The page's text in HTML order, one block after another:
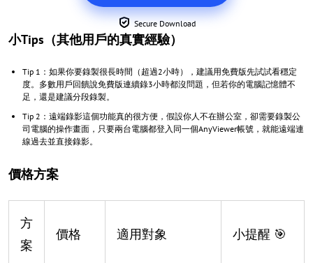
Secure Download
小Tips（其他用戶的真實經驗）
Tip 1：如果你要錄製很長時間（超過2小時），建議用免費版先試試看穩定
度。多數用戶回饋說免費版連續錄3小時都沒問題，但若你的電腦記憶體不
足，還是建議分段錄製。
Tip 2：遠端錄影這個功能真的很方便，假設你人不在辦公室，卻需要錄製公
司電腦的操作畫面，只要兩台電腦都登入同一個AnyViewer帳號，就能遠端連
線過去並直接錄影。
價格方案
方
案
價格 適用對象 小提醒 🎯